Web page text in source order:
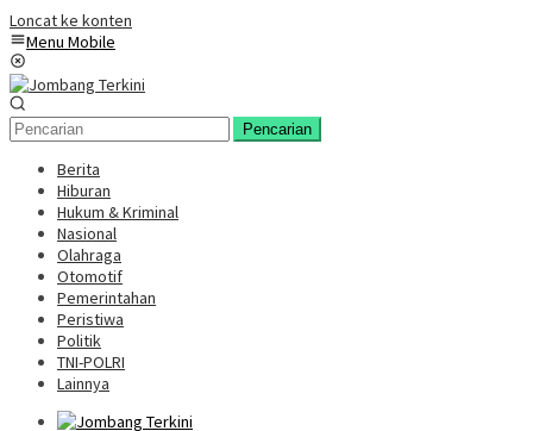
Loncat ke konten
Menu Mobile
Pencarian
Berita
Hiburan
Hukum & Kriminal
Nasional
Olahraga
Otomotif
Pemerintahan
Peristiwa
Politik
TNI-POLRI
Lainnya